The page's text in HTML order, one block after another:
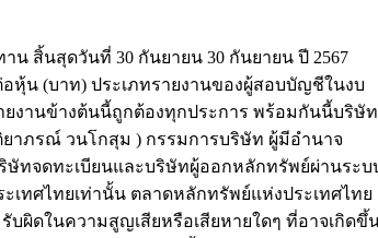
น สิ้นสุดวันที่ 30 กันยายน 30 กันยายน ปี 2567
ต่อหุ้น (บาท) ประเภทรายงานของผู้สอบบัญชีในงบ
ยงานข้างต้นนี้ถูกต้องทุกประการ พร้อมกันนี้บริษัท
ติยาภรณ์ วนโกสุม ) กรรมการบริษัท ผู้มีอำนาจ
ยบริษัทจดทะเบียนและบริษัทผู้ออกหลักทรัพย์ผ่านระบ
ทศไทยเท่านั้น ตลาดหลักทรัพย์แห่งประเทศไทย
ผิดในความสูญเสียหรือเสียหายใดๆ ที่อาจเกิดขึ้